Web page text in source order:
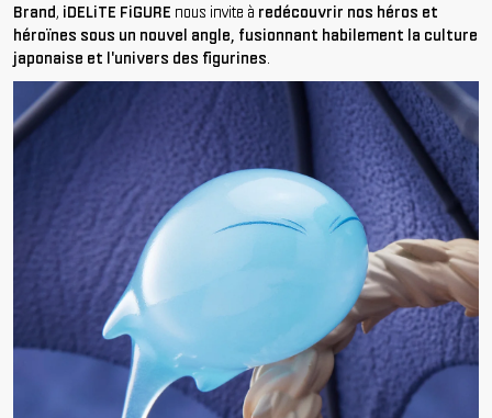
Brand, iDELiTE FiGURE nous invite à redécouvrir nos héros et
héroïnes sous un nouvel angle, fusionnant habilement la culture
japonaise et l'univers des figurines.